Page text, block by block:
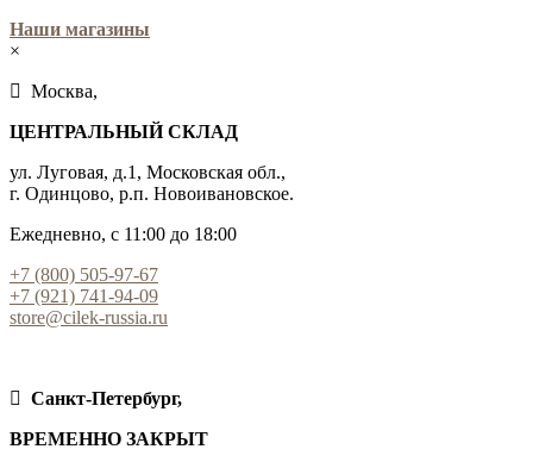
Наши магазины
×
Москва,
ЦЕНТРАЛЬНЫЙ СКЛАД
ул. Луговая, д.1, Московская обл.,
г. Одинцово, р.п. Новоивановское.
Ежедневно, с 11:00 до 18:00
+7 (800) 505-97-67
+7 (921) 741-94-09
store@cilek-russia.ru
Санкт-Петербург,
ВРЕМЕННО ЗАКРЫТ